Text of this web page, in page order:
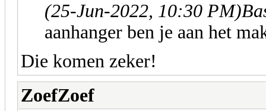
(25-Jun-2022, 10:30 PM)
aanhanger ben je aan het
Die komen zeker!
ZoefZoef